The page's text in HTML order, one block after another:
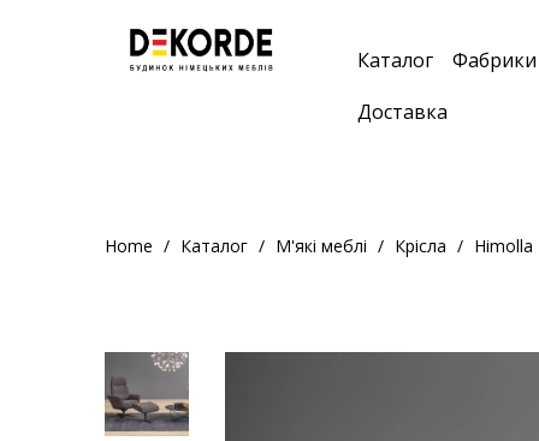
Каталог
Фабрики
Доставка
Home Каталог М'які меблі Крісла Himolla